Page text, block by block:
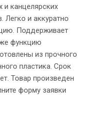
и канцелярских
Легко и аккуратно
Поддерживает
функцию
из прочного
пластика. Срок
Товар произведен
форму заявки